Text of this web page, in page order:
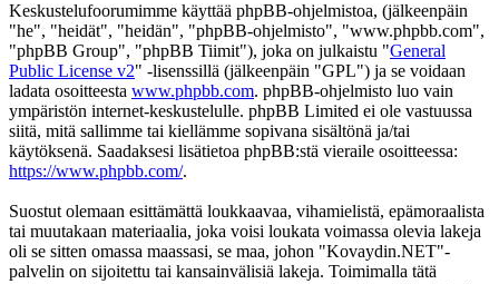
Keskustelufoorumimme käyttää phpBB-ohjelmistoa, (jälkeenpäin
"he", "heidät", "heidän", "phpBB-ohjelmisto", "www.phpbb.com",
"phpBB Group", "phpBB Tiimit"), joka on julkaistu "General
Public License v2" -lisenssillä (jälkeenpäin "GPL") ja se voidaan
ladata osoitteesta www.phpbb.com. phpBB-ohjelmisto luo vain
ympäristön internet-keskustelulle. phpBB Limited ei ole vastuussa
siitä, mitä sallimme tai kiellämme sopivana sisältönä ja/tai
käytöksenä. Saadaksesi lisätietoa phpBB:stä vieraile osoitteessa:
https://www.phpbb.com/.
Suostut olemaan esittämättä loukkaavaa, vihamielistä, epämoraalista
tai muutakaan materiaalia, joka voisi loukata voimassa olevia lakeja
oli se sitten omassa maassasi, se maa, johon "Kovaydin.NET"-
palvelin on sijoitettu tai kansainvälisiä lakeja. Toimimalla tätä